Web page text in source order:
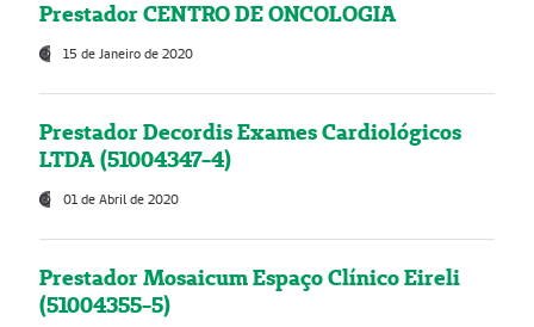
Prestador CENTRO DE ONCOLOGIA
15 de Janeiro de 2020
Prestador Decordis Exames Cardiológicos
LTDA (51004347-4)
01 de Abril de 2020
Prestador Mosaicum Espaço Clínico Eireli
(51004355-5)